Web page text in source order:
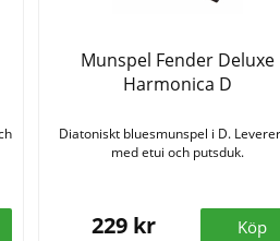
Munspel Fender Deluxe
Harmonica D
Diatoniskt bluesmunspel i D.
med etui och putsduk.
229 kr Köp